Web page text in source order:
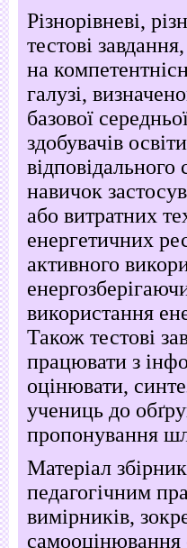
Різнорівневі,
тестові
на
галузі,
базової
здобувачів
відповідального
навичок
або витратних
енергетичних
активного
використання
Також тестові
працювати з
оцінювати,
учениць до
пропонування
Матеріал
педагогічним
вимірників,